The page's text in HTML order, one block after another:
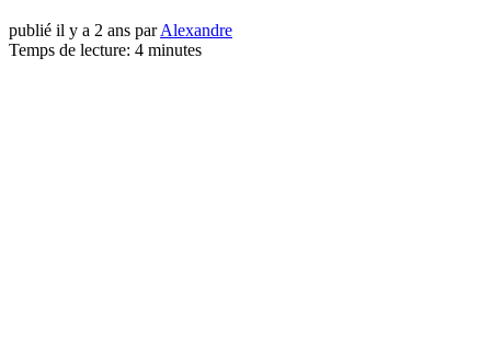
publié il y a 2 ans parAlexandre
Temps de lecture: 4 minutes